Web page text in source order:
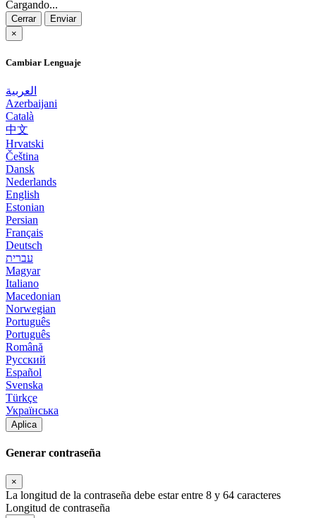
Cargando...
Cerrar
Enviar
×
Cambiar Lenguaje
العربية
Azerbaijani
Català
中文
Hrvatski
Čeština
Dansk
Nederlands
English
Estonian
Persian
Français
Deutsch
עברית
Magyar
Italiano
Macedonian
Norwegian
Português
Português
Română
Русский
Español
Svenska
Türkçe
Українська
Aplica
Generar contraseña
×
La longitud de la contraseña debe estar entre 8 y 64 caracteres
Longitud de contraseña